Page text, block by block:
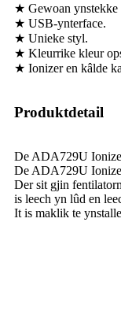
★ Gewoan ynstekke
★ USB-ynterface.
★ Unieke styl.
★ Kleurrike kleur
★ Ionizer en kâlde
Produktdetail
De ADA729U
De ADA729U
Der sit gjin
is leech yn lûd en
It is maklik te